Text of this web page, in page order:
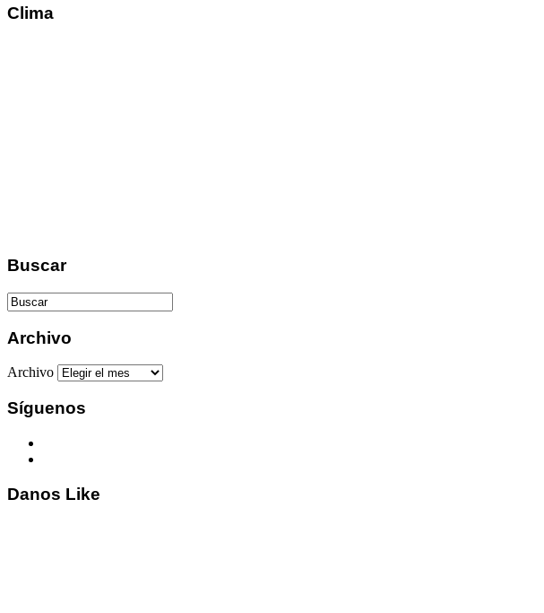
Clima
Buscar
Archivo
Archivo
Síguenos
Danos Like